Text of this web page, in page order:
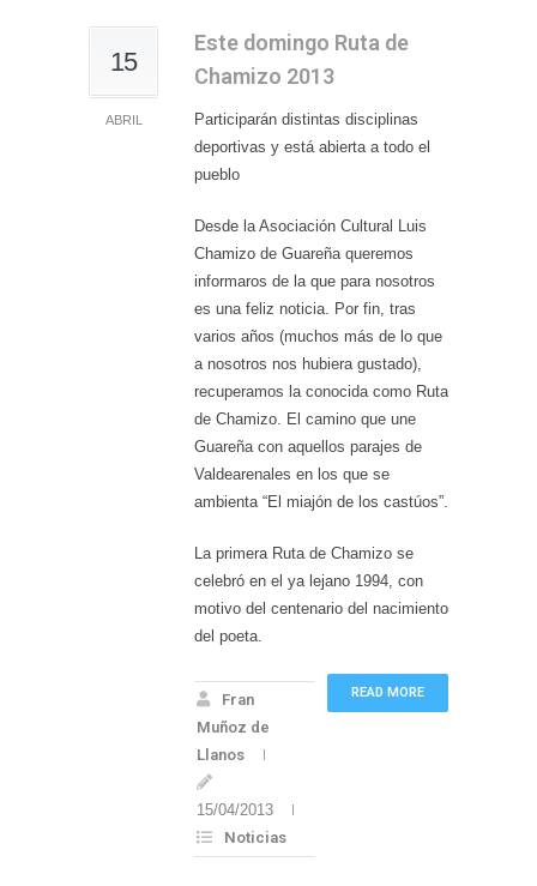
15
ABRIL
Este domingo Ruta de
Chamizo 2013
Participarán distintas disciplinas
deportivas y está abierta a todo el
pueblo
Desde la Asociación Cultural Luis
Chamizo de Guareña queremos
informaros de la que para nosotros
es una feliz noticia. Por fin, tras
varios años (muchos más de lo que
a nosotros nos hubiera gustado),
recuperamos la conocida como Ruta
de Chamizo. El camino que une
Guareña con aquellos parajes de
Valdearenales en los que se
ambienta “El miajón de los castúos”.
La primera Ruta de Chamizo se
celebró en el ya lejano 1994, con
motivo del centenario del nacimiento
del poeta.
READ MORE
Fran
Muñoz de
Llanos
15/04/2013
Noticias